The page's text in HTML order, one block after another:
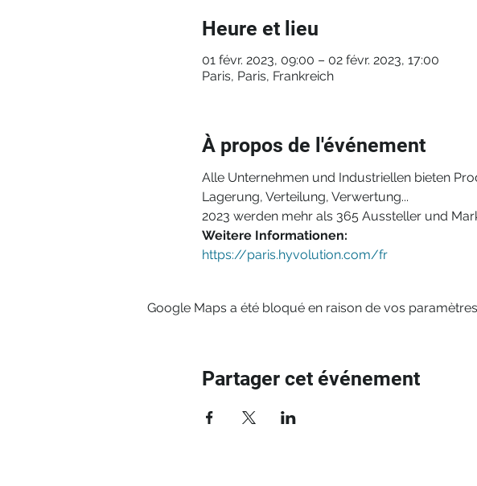
Heure et lieu
01 févr. 2023, 09:00 – 02 févr. 2023, 17:00
Paris, Paris, Frankreich
À propos de l'événement
Alle Unternehmen und Industriellen bieten
Lagerung, Verteilung, Verwertung...
2023 werden mehr als 365 Aussteller und
Weitere Informationen:
https://paris.hyvolution.com/fr
Google Maps a été bloqué en raison de vos
Partager cet événement